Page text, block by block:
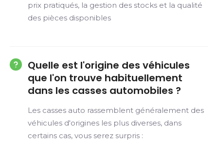
prix pratiqués, la gestion des stocks et la qualité
des pièces disponibles
Quelle est l'origine des véhicules
que l'on trouve habituellement
dans les casses automobiles ?
Les casses auto rassemblent généralement des
véhicules d'origines les plus diverses, dans
certains cas, vous serez surpris :